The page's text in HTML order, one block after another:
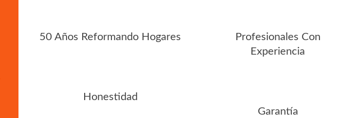
50 Años Reformando Hogares
Honestidad
Profesionales Con
Experiencia
Garantía